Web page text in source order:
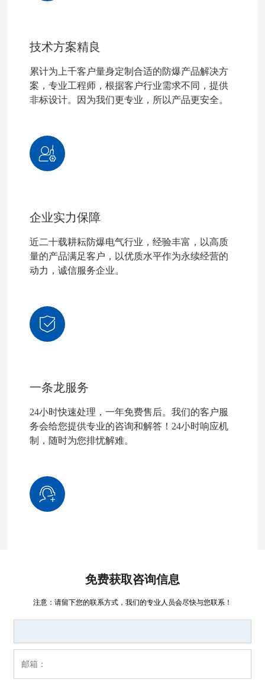
技术方案精良
累计为上千客户量身定制合适的防爆产品解决方
案，专业工程师，根据客户行业需求不同，提供
非标设计。因为我们更专业，所以产品更安全。
企业实力保障
近二十载耕耘防爆电气行业，经验丰富，以高质
量的产品满足客户，以优质水平作为永续经营的
动力，诚信服务企业。
一条龙服务
24小时快速处理，一年免费售后。我们的客户服
务会给您提供专业的咨询和解答！24小时响应机
制，随时为您排忧解难。
免费获取咨询信息
注意：请留下您的联系方式，我们的专业人员会尽快与您联系！